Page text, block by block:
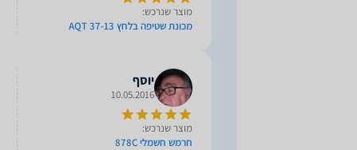
מוצר שנרכש:
מכונת שטיפה בלחץ AQT 37-13
יוסף
10.05.2016
מוצר שנרכש:
חרמש חשמלי 878C